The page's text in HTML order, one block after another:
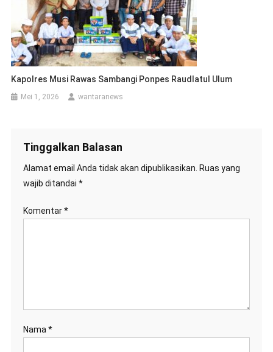
Kapolres Musi Rawas Sambangi Ponpes Raudlatul Ulum
Mei 1, 2026 wantaranews
Tinggalkan Balasan
Alamat email Anda tidak akan dipublikasikan. Ruas yang
wajib ditandai *
Komentar*
Nama*